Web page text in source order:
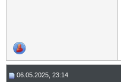
06.05.2025, 23:14